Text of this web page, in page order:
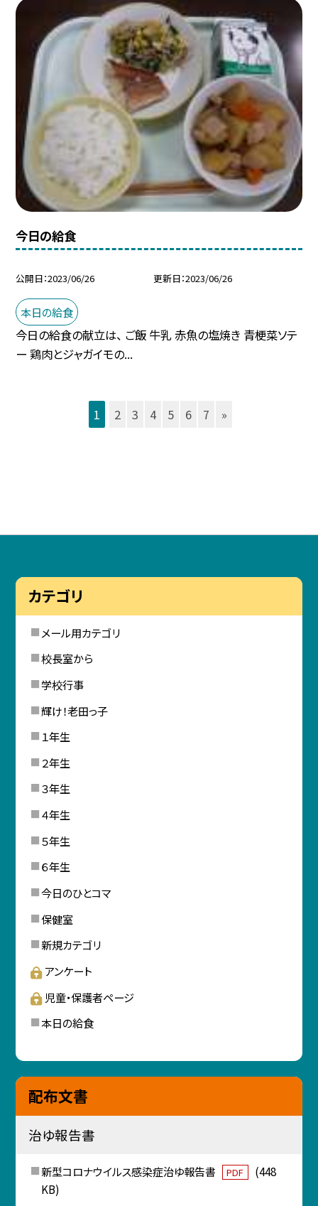
今日の給食
公開日 2023/06/26 更新日 2023/06/26
本日の給食
今日の給食の献立は、 ご飯 牛乳 赤魚の塩焼き 青梗菜ソテ
ー 鶏肉とジャガイモの...
1 2 3 4 5 6 7 »
カテゴリ
メール用カテゴリ
校長室から
学校行事
輝け！老田っ子
１年生
２年生
３年生
４年生
５年生
６年生
今日のひとコマ
保健室
新規カテゴリ
アンケート
児童・保護者ページ
本日の給食
配布文書
治ゆ報告書
新型コロナウイルス感染症治ゆ報告書 PDF
(448
KB)